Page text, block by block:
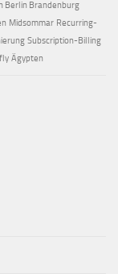
Berlin Brandenburg
Midsommar Recurring-
Subscription-Billing
Ägypten